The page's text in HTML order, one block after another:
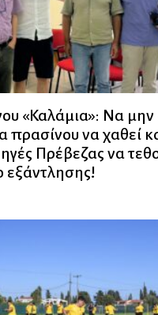
«Καλάμια»: Να
πρασίνου να χαθεί
Πρέβεζας να
εξάντλησης!